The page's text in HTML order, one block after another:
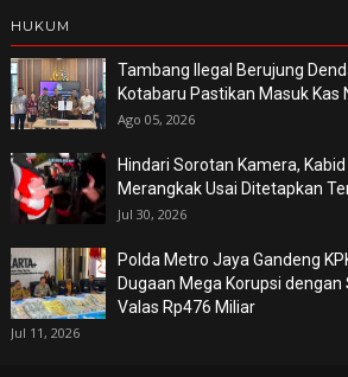
HUKUM
Tambang Ilegal Berujung
Kotabaru Pastikan Masuk Kas
Ago 05, 2026
Hindari Sorotan Kamera,
Merangkak Usai Ditetapkan
Jul 30, 2026
Polda Metro Jaya Gandeng
Dugaan Mega Korupsi dengan
Valas Rp476 Miliar
Jul 11, 2026